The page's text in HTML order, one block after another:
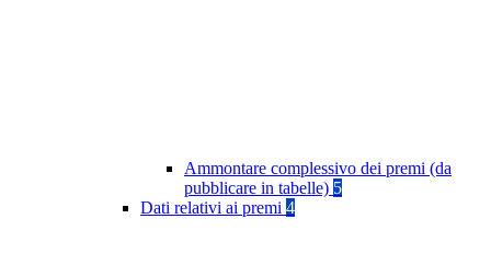
Ammontare complessivo dei premi (da
pubblicare in tabelle) 5
Dati relativi ai premi 4